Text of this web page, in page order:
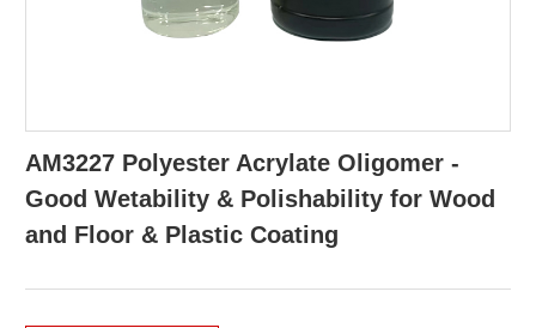
AM3227 Polyester Acrylate Oligomer -
Good Wetability & Polishability for Wood
and Floor & Plastic Coating